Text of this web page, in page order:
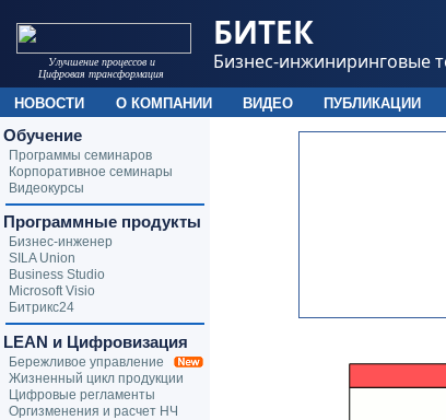
Обучение
Программы семинаров
Корпоративное семинары
Видеокурсы
Программные продукты
Бизнес-инженер
SILA Union
Business Studio
Microsoft Visio
Битрикс24
LEAN и Цифровизация
Бережливое управление
Жизненный цикл продукции
Цифровые регламенты
Оргизменения и расчет НЧ
Улучшение процессов и
Цифровая трансформация
БИТЕК
Бизнес-инжиниринговые
НОВОСТИ О КОМПАНИИ ВИДЕО ПУБЛИКАЦИИ